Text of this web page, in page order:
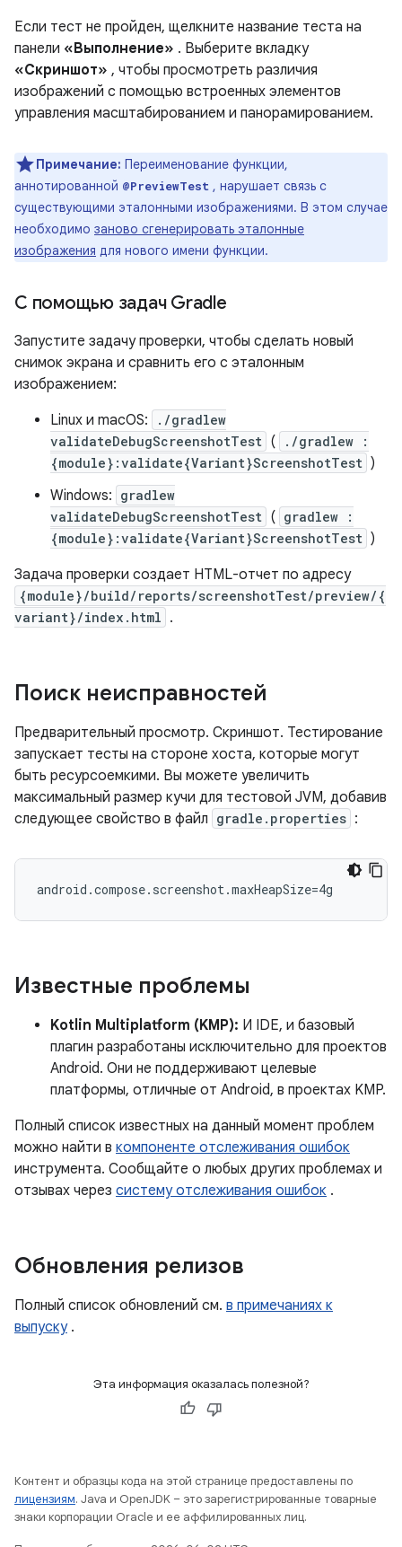
Если тест не пройден, щелкните название теста на
панели «Выполнение» . Выберите вкладку
«Скриншот» , чтобы просмотреть различия
изображений с помощью встроенных элементов
управления масштабированием и панорамированием.
Примечание: Переименование функции,
аннотированной @PreviewTest , нарушает связь с
существующими эталонными изображениями. В этом случае
необходимо заново сгенерировать эталонные
изображения для нового имени функции.
С помощью задач Gradle
Запустите задачу проверки, чтобы сделать новый
снимок экрана и сравнить его с эталонным
изображением:
Linux и macOS:
./gradlew
validateDebugScreenshotTest (
./gradlew :
{module}:validate{Variant}ScreenshotTest )
Windows: gradlew
validateDebugScreenshotTest ( gradlew :
{module}:validate{Variant}ScreenshotTest )
Задача проверки создает HTML-отчет по адресу
{module}/build/reports/screenshotTest/preview/{
variant}/index.html .
Поиск неисправностей
Предварительный просмотр. Скриншот. Тестирование
запускает тесты на стороне хоста, которые могут
быть ресурсоемкими. Вы можете увеличить
максимальный размер кучи для тестовой JVM, добавив
следующее свойство в файл gradle.properties :
Известные проблемы
Kotlin Multiplatform (KMP): И IDE, и базовый
плагин разработаны исключительно для проектов
Android. Они не поддерживают целевые
платформы, отличные от Android, в проектах KMP.
Полный список известных на данный момент проблем
можно найти в компоненте отслеживания ошибок
инструмента. Сообщайте о любых других проблемах и
отзывах через систему отслеживания ошибок .
Обновления релизов
Полный список обновлений см. в примечаниях к
выпуску.
Эта информация оказалась полезной?
Контент и образцы кода на этой странице предоставлены по
лицензиям. Java и OpenJDK – это зарегистрированные товарные
знаки корпорации Oracle и ее аффилированных лиц.